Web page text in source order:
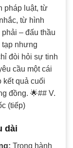
pháp luật, từ
từ hình
– đấu thầu
nhưng
đòi hỏi sự tinh
cầu một cái
kết quả cuối
đồng. 🌟## V.
(tiếp)
dài
Trong hành